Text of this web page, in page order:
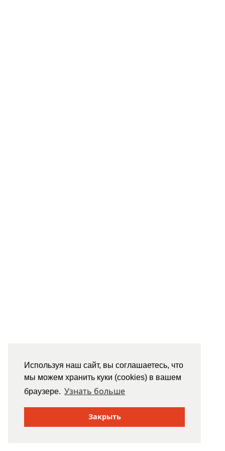
Используя наш сайт, вы соглашаетесь, что
мы можем хранить куки (cookies) в вашем
браузере. Узнать больше
Закрыть